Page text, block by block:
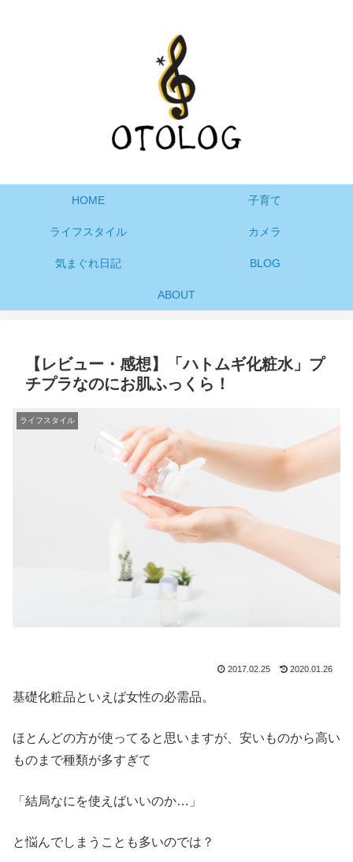
HOME 子育て
ライフスタイル カメラ
気まぐれ日記 BLOG
ABOUT
【レビュー・感想】「ハトムギ化粧水」プ
チプラなのにお肌ふっくら！
ライフスタイル
2017.02.25 2020.01.26
基礎化粧品といえば女性の必需品。
ほとんどの方が使ってると思いますが、安いものから高い
ものまで種類が多すぎて
「結局なにを使えばいいのか…」
と悩んでしまうことも多いのでは？